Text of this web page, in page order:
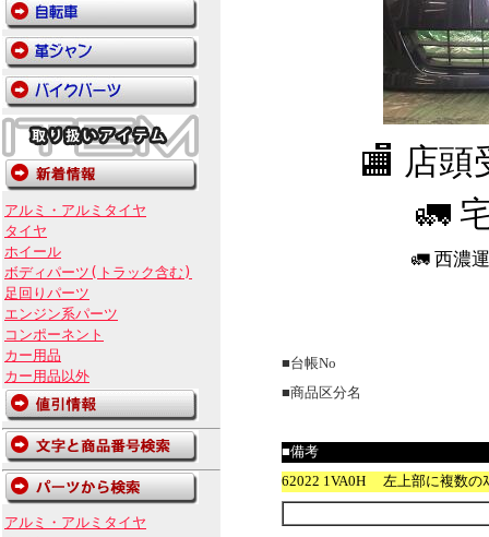
アルミ・アルミタイヤ
タイヤ
ホイール
ボディパーツ(トラック含む)
足回りパーツ
エンジン系パーツ
コンポーネント
カー用品
カー用品以外
アルミ・アルミタイヤ
🏬 店頭
🚛
🚛 西濃
■台帳No
■商品区分名
■備考
62022 1VA0H 左上部に複数の